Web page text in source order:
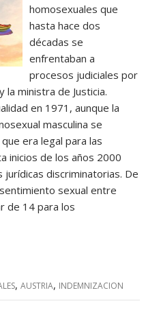
homosexuales que
hasta hace dos
décadas se
enfrentaban a
procesos judiciales por
la ministra de Justicia.
en 1971, aunque la
masculina se
era legal para las
inicios de los años 2000
discriminatorias. De
sexual entre
de 14 para los
,AUSTRIA, INDEMNIZACION